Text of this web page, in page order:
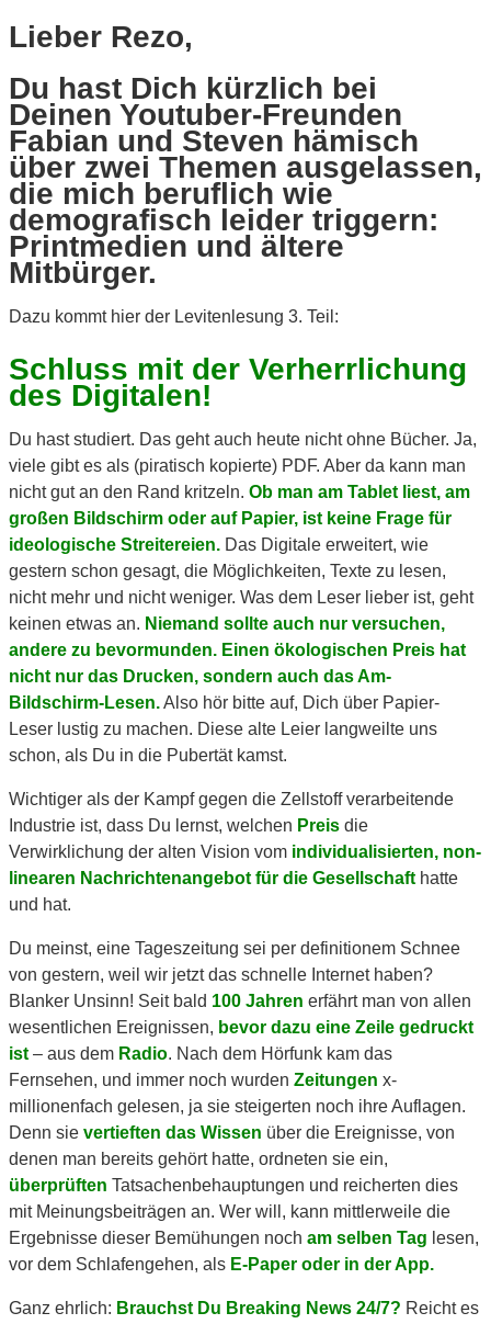
Lieber Rezo,
Du hast Dich kürzlich bei
Deinen Youtuber-Freunden
Fabian und Steven hämisch
über zwei Themen ausgelassen,
die mich beruflich wie
demografisch leider triggern:
Printmedien und ältere
Mitbürger.
Dazu kommt hier der Levitenlesung 3. Teil:
Schluss mit der Verherrlichung
des Digitalen!
Du hast studiert. Das geht auch heute nicht ohne Bücher. Ja,
viele gibt es als (piratisch kopierte) PDF. Aber da kann man
nicht gut an den Rand kritzeln. Ob man am Tablet liest, am
großen Bildschirm oder auf Papier, ist keine Frage für
ideologische Streitereien. Das Digitale erweitert, wie
gestern schon gesagt, die Möglichkeiten, Texte zu lesen,
nicht mehr und nicht weniger. Was dem Leser lieber ist, geht
keinen etwas an. Niemand sollte auch nur versuchen,
andere zu bevormunden. Einen ökologischen Preis hat
nicht nur das Drucken, sondern auch das Am-
Bildschirm-Lesen.Also hör bitte auf, Dich über Papier-
Leser lustig zu machen. Diese alte Leier langweilte uns
schon, als Du in die Pubertät kamst.
Wichtiger als der Kampf gegen die Zellstoff verarbeitende
Industrie ist, dass Du lernst, welchen Preis die
Verwirklichung der alten Vision vom individualisierten, non-
linearen Nachrichtenangebot für die Gesellschaft hatte
und hat.
Du meinst, eine Tageszeitung sei per definitionem Schnee
von gestern, weil wir jetzt das schnelle Internet haben?
Blanker Unsinn! Seit bald 100 Jahren erfährt man von allen
wesentlichen Ereignissen, bevor dazu eine Zeile gedruckt
ist – aus dem Radio. Nach dem Hörfunk kam das
Fernsehen, und immer noch wurden Zeitungen x-
millionenfach gelesen, ja sie steigerten noch ihre Auflagen.
Denn sie vertieften das Wissen über die Ereignisse, von
denen man bereits gehört hatte, ordneten sie ein,
überprüften Tatsachenbehauptungen und reicherten dies
mit Meinungsbeiträgen an. Wer will, kann mittlerweile die
Ergebnisse dieser Bemühungen noch am selben Tag lesen,
vor dem Schlafengehen, als E-Paper oder in der App.
Ganz ehrlich: Brauchst Du Breaking News 24/7? Reicht es